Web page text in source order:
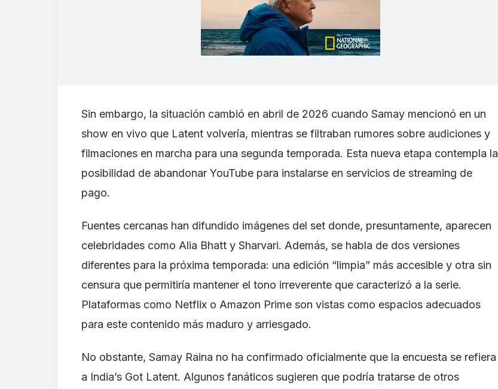
Sin embargo, la situación cambió en abril de 2026 cuando Samay mencionó en un
show en vivo que Latent volvería, mientras se filtraban rumores sobre audiciones y
filmaciones en marcha para una segunda temporada. Esta nueva etapa contempla la
posibilidad de abandonar YouTube para instalarse en servicios de streaming de
pago.
Fuentes cercanas han difundido imágenes del set donde, presuntamente, aparecen
celebridades como Alia Bhatt y Sharvari. Además, se habla de dos versiones
diferentes para la próxima temporada: una edición “limpia” más accesible y otra sin
censura que permitiría mantener el tono irreverente que caracterizó a la serie.
Plataformas como Netflix o Amazon Prime son vistas como espacios adecuados
para este contenido más maduro y arriesgado.
No obstante, Samay Raina no ha confirmado oficialmente que la encuesta se refiera
a India’s Got Latent. Algunos fanáticos sugieren que podría tratarse de otros